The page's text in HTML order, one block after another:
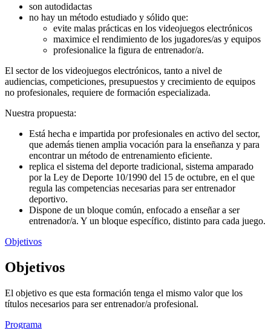
son autodidactas
no hay un método estudiado y sólido que:
evite malas prácticas en los videojuegos electrónicos
maximice el rendimiento de los jugadores/as y equipos
profesionalice la figura de entrenador/a.
El sector de los videojuegos electrónicos, tanto a nivel de
audiencias, competiciones, presupuestos y crecimiento de equipos
no profesionales, requiere de formación especializada.
Nuestra propuesta:
Está hecha e impartida por profesionales en activo del sector,
que además tienen amplia vocación para la enseñanza y para
encontrar un método de entrenamiento eficiente.
replica el sistema del deporte tradicional, sistema amparado
por la Ley de Deporte 10/1990 del 15 de octubre, en el que
regula las competencias necesarias para ser entrenador
deportivo.
Dispone de un bloque común, enfocado a enseñar a ser
entrenador/a. Y un bloque específico, distinto para cada juego.
Objetivos
Objetivos
El objetivo es que esta formación tenga el mismo valor que los
títulos necesarios para ser entrenador/a profesional.
Programa